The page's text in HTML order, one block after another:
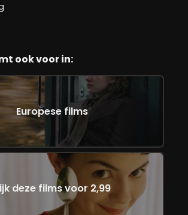
ook voor in:
Europese films
deze films voor 2,99